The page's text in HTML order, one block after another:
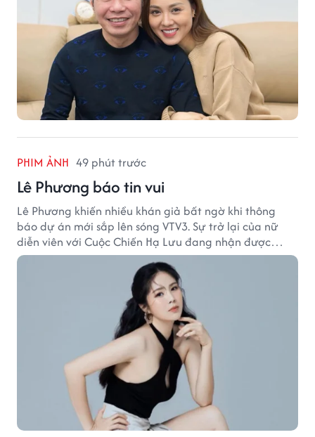
PHIM ẢNH 49 phút trước
Lê Phương báo tin vui
Lê Phương khiến nhiều khán giả bất ngờ khi thông
báo dự án mới sắp lên sóng VTV3. Sự trở lại của nữ
diễn viên với Cuộc Chiến Hạ Lưu đang nhận được
nhiều sự quan tâm.